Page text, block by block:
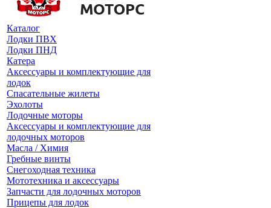
Каталог
Лодки ПВХ
Лодки ПНД
Катера
Аксессуары и комплектующие для
лодок
Спасательные жилеты
Эхолоты
Лодочные моторы
Аксессуары и комплектующие для
лодочных моторов
Масла / Химия
Гребные винты
Снегоходная техника
Мототехника и аксессуары
Запчасти для лодочных моторов
Прицепы для лодок